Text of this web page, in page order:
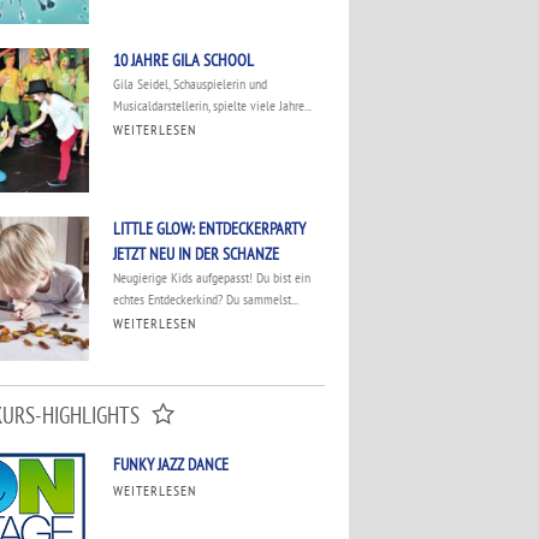
10 JAHRE GILA SCHOOL
Gila Seidel, Schauspielerin und
Musicaldarstellerin, spielte viele Jahre...
WEITERLESEN
LITTLE GLOW: ENTDECKERPARTY
JETZT NEU IN DER SCHANZE
Neugierige Kids aufgepasst! Du bist ein
echtes Entdeckerkind? Du sammelst...
WEITERLESEN
HIGHLIGHTS
FUNKY JAZZ DANCE
WEITERLESEN